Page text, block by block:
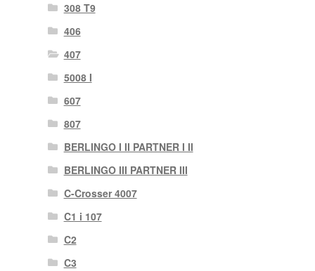
308 T9
406
407
5008 I
607
807
BERLINGO I II PARTNER I II
BERLINGO III PARTNER III
C-Crosser 4007
C1 i 107
C2
C3